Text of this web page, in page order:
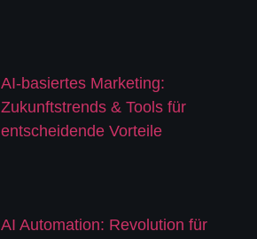
AI-basiertes Marketing:
Zukunftstrends & Tools für
entscheidende Vorteile
AI Automation: Revolution für